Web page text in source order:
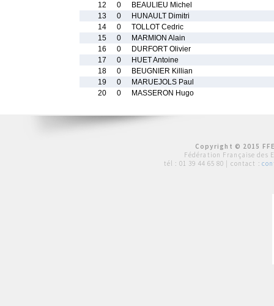
12
0
BEAULIEU Michel
13
0
HUNAULT Dimitri
14
0
TOLLOT Cedric
15
0
MARMION Alain
16
0
DURFORT Olivier
17
0
HUET Antoine
18
0
BEUGNIER Killian
19
0
MARUEJOLS Paul
20
0 MASSERON Hugo
Copyright © 2015
Fédération Française des
tél : 01 39 44 65 80 | contact :